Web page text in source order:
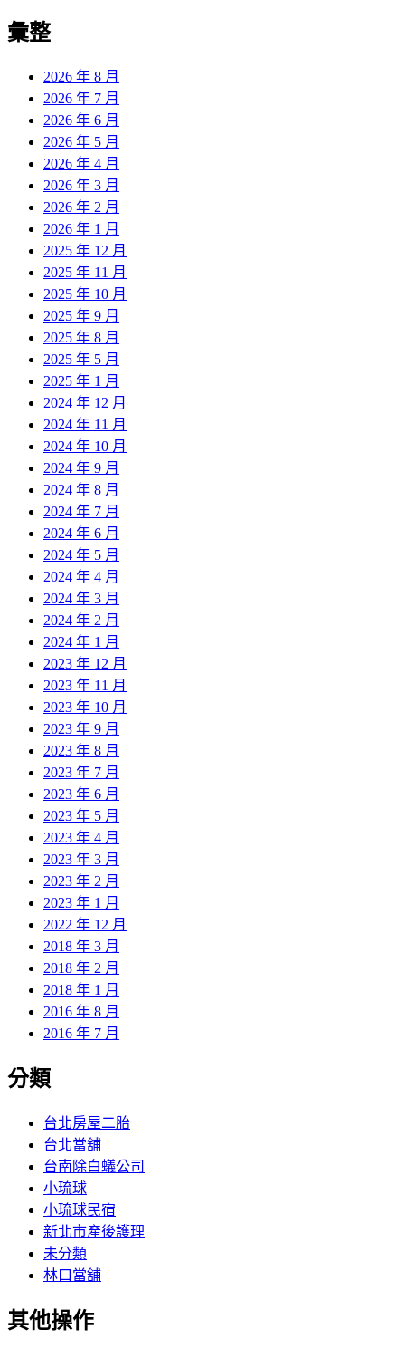
彙整
2026 年 8 月
2026 年 7 月
2026 年 6 月
2026 年 5 月
2026 年 4 月
2026 年 3 月
2026 年 2 月
2026 年 1 月
2025 年 12 月
2025 年 11 月
2025 年 10 月
2025 年 9 月
2025 年 8 月
2025 年 5 月
2025 年 1 月
2024 年 12 月
2024 年 11 月
2024 年 10 月
2024 年 9 月
2024 年 8 月
2024 年 7 月
2024 年 6 月
2024 年 5 月
2024 年 4 月
2024 年 3 月
2024 年 2 月
2024 年 1 月
2023 年 12 月
2023 年 11 月
2023 年 10 月
2023 年 9 月
2023 年 8 月
2023 年 7 月
2023 年 6 月
2023 年 5 月
2023 年 4 月
2023 年 3 月
2023 年 2 月
2023 年 1 月
2022 年 12 月
2018 年 3 月
2018 年 2 月
2018 年 1 月
2016 年 8 月
2016 年 7 月
分類
台北房屋二胎
台北當舖
台南除白蟻公司
小琉球
小琉球民宿
新北市產後護理
未分類
林口當舖
其他操作